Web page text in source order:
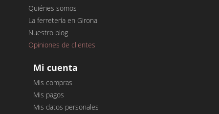
Quiénes somos
La ferretería en Girona
Nuestro blog
Opiniones de clientes
Mi cuenta
Mis compras
Mis pagos
Mis datos personales